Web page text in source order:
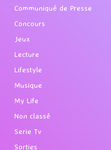
Communiqué de Presse
Concours
Jeux
Lecture
Lifestyle
Musique
My Life
Non classé
Serie Tv
Sorties